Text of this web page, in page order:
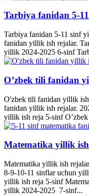
Tarbiya fanidan 5-
Tarbiya fanidan 5-11 sinf
fanidan yillik ish rejalar.
yillik 2024-2025 6-sinf
O’zbek tili fanidan
O'zbek tili fanidan yillik
fanidan yillik ish rejalar.
yillik ish reja 5-sinf
Matematika yillik
Matematika yillik ish
8-9-10-11 sinflar uchun
yillik ish reja 5-sinf
yillik 2024-2025 7-sinf...